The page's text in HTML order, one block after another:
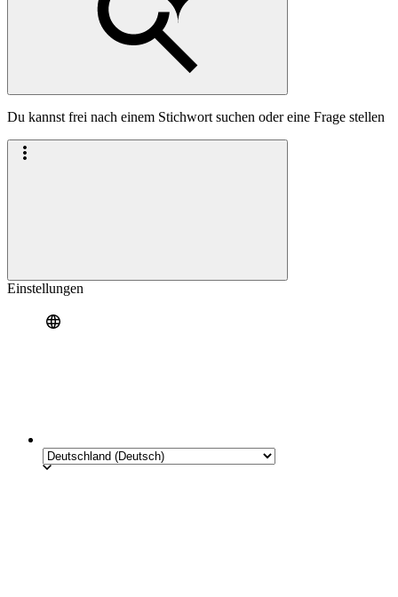
Du kannst frei nach einem Stichwort suchen oder eine Frage stellen
Einstellungen